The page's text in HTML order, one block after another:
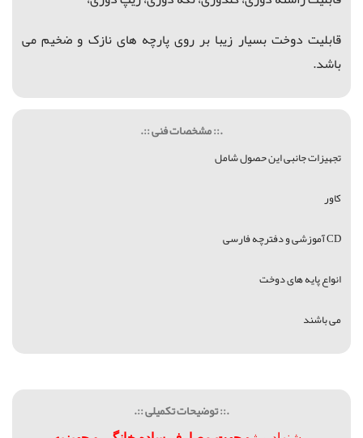
قابلیت دوخت بسیار زیبا بر روی پارچه های نازک و ضخیم می
باشد.
.:: مشخصات فنی ::.
تجهیزات جانبی این حصول شامل
کاور
CD آموزشی و دفترچه فارسی
انواع پایه های دوخت
می باشند
.:: توضیحات تکمیلی ::.